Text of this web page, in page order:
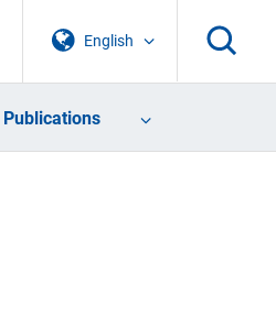
English
Publications